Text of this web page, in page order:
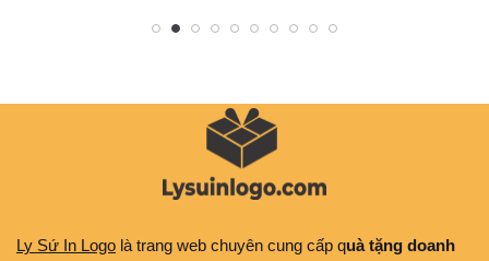
Ly Sứ In Logo là trang web chuyên cung cấp quà tặng doanh